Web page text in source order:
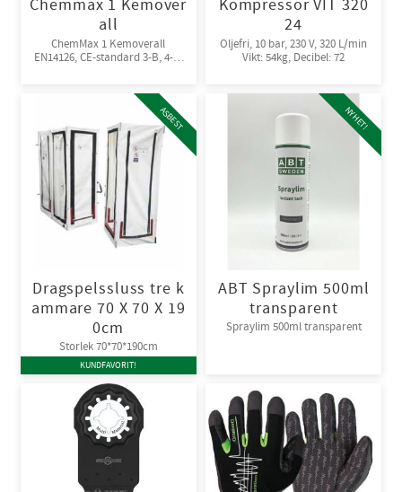
Chemmax 1 Kemover
all
ChemMax 1 Kemoverall
EN14126, CE-standard 3-B, 4-B,
giftiga kemikalier. 10st/kart
Kompressor VIT 320
24
Oljefri, 10 bar, 230 V, 320 L/min
Vikt: 54kg, Decibel: 72
Dragspelssluss tre k
ammare 70 X 70 X 19
0cm
Storlek 70*70*190cm
ASBEST
KUNDFAVORIT!
ABT Spraylim 500ml
transparent
Spraylim 500ml transparent
NYHET!